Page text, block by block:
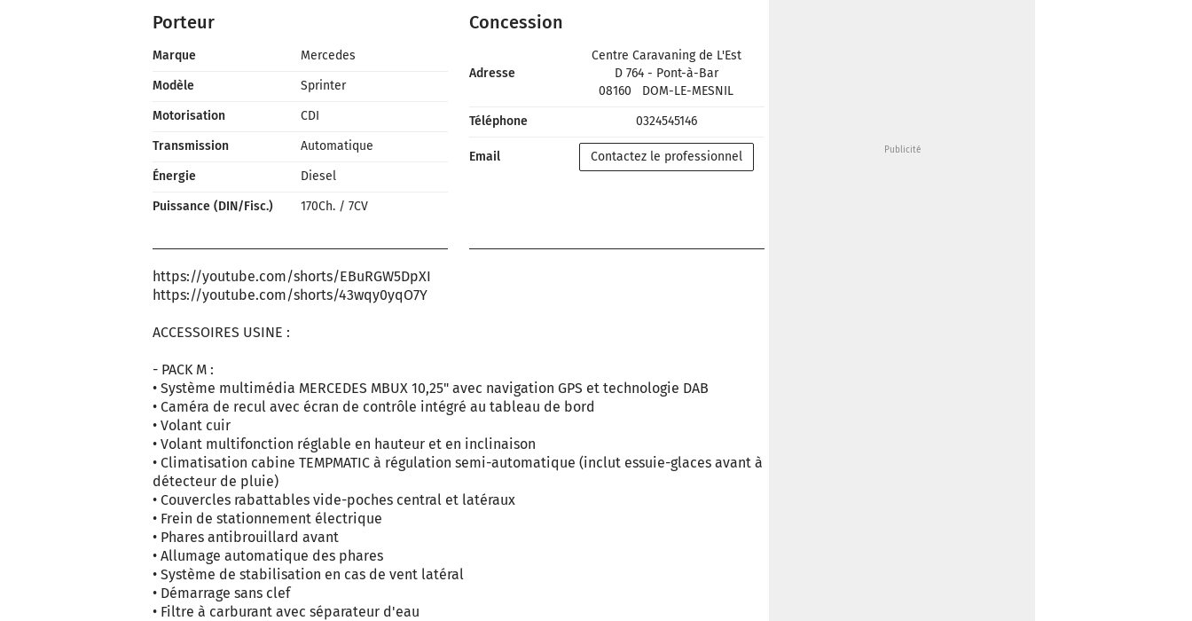
Porteur
Marque
Mercedes
Modèle
Sprinter
Motorisation
CDI
Transmission
Automatique
Énergie
Diesel
Puissance (DIN/Fisc.)
170Ch./ 7CV
Concession
Adresse
Centre Caravaning de L'Est
D 764 - Pont-à-Bar
08160
DOM-LE-MESNIL
Téléphone
0324545146
Email Contactez le professionnel
https://youtube.com/shorts/EBuRGW5DpXI
https://youtube.com/shorts/43wqy0yqO7Y
ACCESSOIRES USINE :
- PACK M :
• Système multimédia MERCEDES MBUX 10,25" avec navigation GPS et technologie DAB
• Caméra de recul avec écran de contrôle intégré au tableau de bord
• Volant cuir
• Volant multifonction réglable en hauteur et en inclinaison
• Climatisation cabine TEMPMATIC à régulation semi-automatique (inclut essuie-glaces avant à
détecteur de pluie)
• Couvercles rabattables vide-poches central et latéraux
• Frein de stationnement électrique
• Phares antibrouillard avant
• Allumage automatique des phares
• Système de stabilisation en cas de vent latéral
• Démarrage sans clef
• Filtre à carburant avec séparateur d'eau